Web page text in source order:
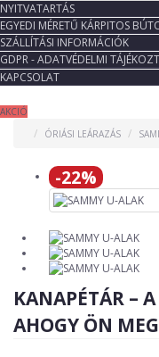
NYITVATARTÁS
EGYEDI MÉRETŰ KÁRPITOS
SZÁLLÍTÁSI INFORMÁCIÓK
GDPR - ADATVÉDELMI
KAPCSOLAT
AKCIÓ
ÓRIÁSI LEÁRAZÁS
-22%
KANAPÉTÁR –
AHOGY ÖN